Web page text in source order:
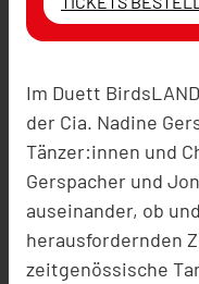
Im Duett
der Cia. Nadine
Tänzer:innen und
Gerspacher und
auseinander, ob
herausfordernden
zeitgenössische